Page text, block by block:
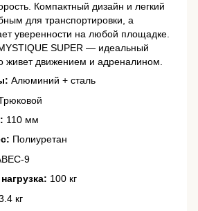
Компактный дизайн и легкий
для транспортировки, а
уверенности на любой площадке.
SUPER — идеальный
живет движением и адреналином.
Алюминий + сталь
110 мм
Полиуретан
9
100 кг
кг